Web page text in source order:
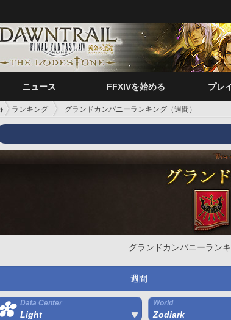
ニュース FFXIVを始める プレ
ランキング グランドカンパニーランキング（週間）
グランドカンパニーラン
週間
Data Center
Light
World
Zodiark